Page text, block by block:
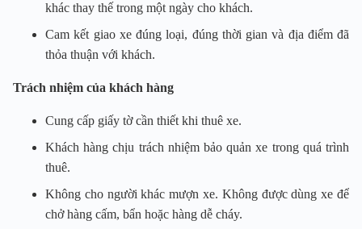
khác thay thế trong một ngày cho khách.
Cam kết giao xe đúng loại, đúng thời gian và địa điểm đã
thỏa thuận với khách.
Trách nhiệm của khách hàng
Cung cấp giấy tờ cần thiết khi thuê xe.
Khách hàng chịu trách nhiệm bảo quản xe trong quá trình
thuê.
Không cho người khác mượn xe. Không được dùng xe để
chở hàng cấm, bẩn hoặc hàng dễ cháy.